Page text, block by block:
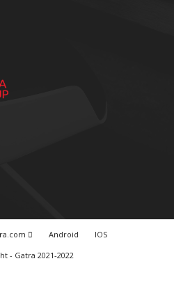
Baca GATRA Baru Bicara